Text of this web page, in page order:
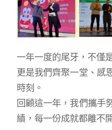
一年一度的尾牙，不僅
更是我們齊聚一堂、感
時刻。
回顧這一年，我們攜手
績，每一份成就都離不